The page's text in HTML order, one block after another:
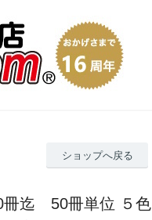
ショップへ戻る
冊迄 50冊単位 ５色